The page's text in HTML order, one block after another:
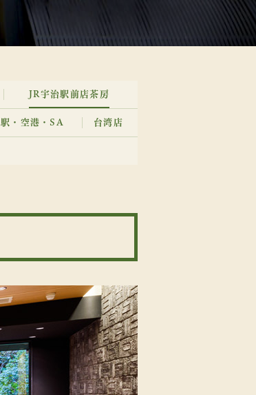
JR宇治駅前店茶房
駅・空港・SA 台湾店